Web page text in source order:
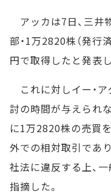
アッカは7日、三井
部・1万2820株（発行
円で取得したと発表し
これに対しイー・ア
討の時間が与えられ
に1万2820株の売買
外での相対取引であ
社法に違反する上、
指摘した。